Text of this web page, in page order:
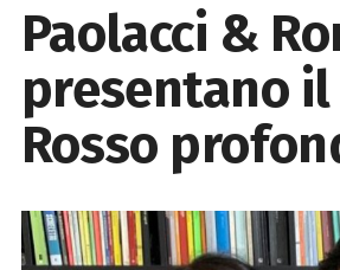
Paolacci &
presentano
Rosso